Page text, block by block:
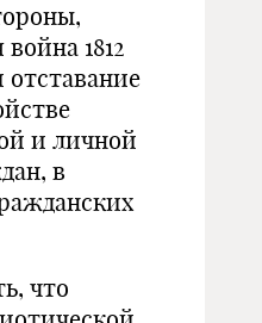
1812
отставание
и личной
в
что